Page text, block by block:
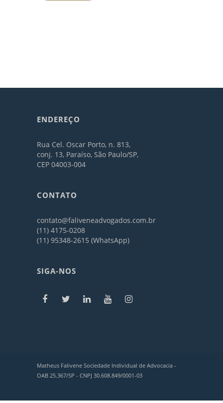
ENDEREÇO
Rua Cel. Oscar Porto, n. 813,
conj. 13, Paraíso, São Paulo/SP,
CEP 04003-004
CONTATO
contato@faliveneadvogados.com.br
(11) 4175-0208
(11) 95348-2615 (WhatsApp)
SIGA-NOS
Matheus Falivene Sociedade Individual de Advocacia -
OAB 25.367/SP - CNPJ 30.608.849/0001-03